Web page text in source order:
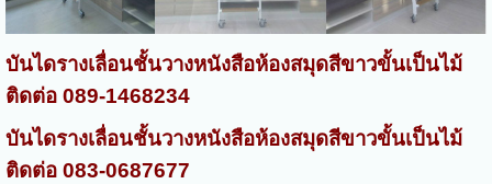
บันไดรางเลื่อนชั้นวางหนังสือห้องสมุดสีขาวขั้นเป็นไม้
ติดต่อ 089-1468234
บันไดรางเลื่อนชั้นวางหนังสือห้องสมุดสีขาวขั้นเป็นไม้
ติดต่อ 083-0687677